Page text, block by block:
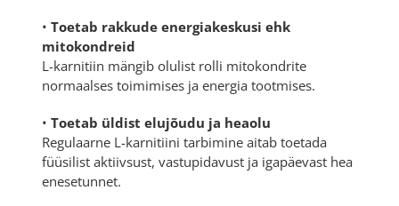
• Toetab rakkude energiakeskusi ehk
mitokondreid
L-karnitiin mängib olulist rolli mitokondrite
normaalses toimimises ja energia tootmises.
• Toetab üldist elujõudu ja heaolu
Regulaarne L-karnitiini tarbimine aitab toetada
füüsilist aktiivsust, vastupidavust ja igapäevast hea
enesetunnet.